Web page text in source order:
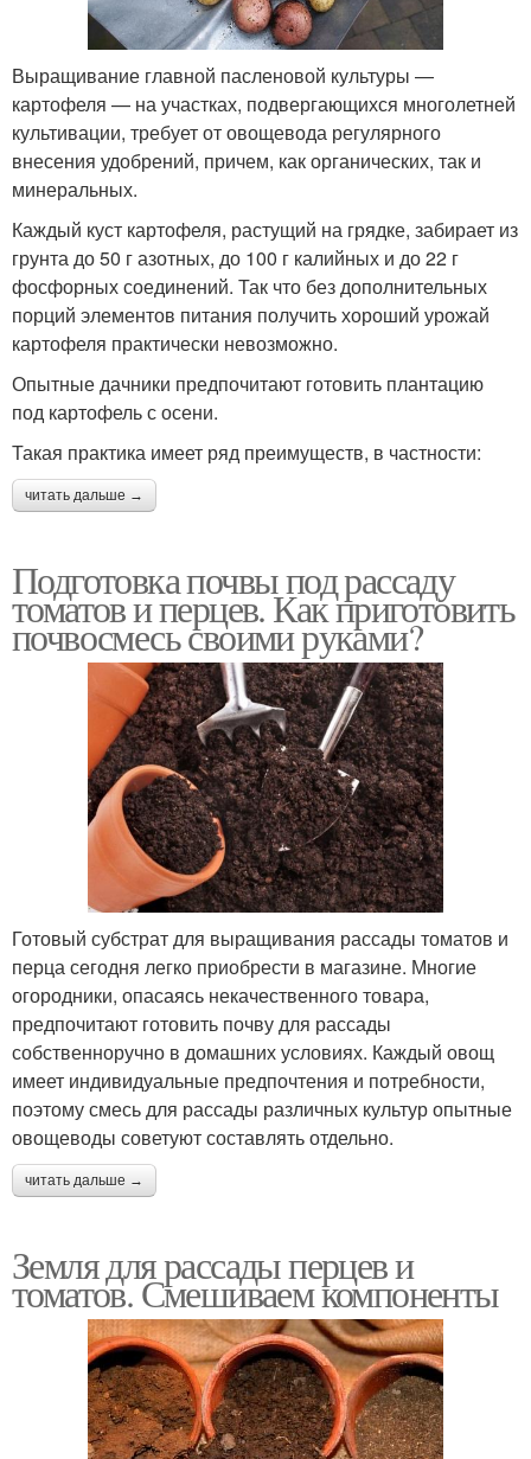
Выращивание главной пасленовой культуры —
картофеля — на участках, подвергающихся многолетней
культивации, требует от овощевода регулярного
внесения удобрений, причем, как органических, так и
минеральных.
Каждый куст картофеля, растущий на грядке, забирает из
грунта до 50 г азотных, до 100 г калийных и до 22 г
фосфорных соединений. Так что без дополнительных
порций элементов питания получить хороший урожай
картофеля практически невозможно.
Опытные дачники предпочитают готовить плантацию
под картофель с осени.
Такая практика имеет ряд преимуществ, в частности:
читать дальше →
Подготовка почвы под рассаду
томатов и перцев. Как приготовить
почвосмесь своими руками?
Готовый субстрат для выращивания рассады томатов и
перца сегодня легко приобрести в магазине. Многие
огородники, опасаясь некачественного товара,
предпочитают готовить почву для рассады
собственноручно в домашних условиях. Каждый овощ
имеет индивидуальные предпочтения и потребности,
поэтому смесь для рассады различных культур опытные
овощеводы советуют составлять отдельно.
читать дальше →
Земля для рассады перцев и
томатов. Смешиваем компоненты